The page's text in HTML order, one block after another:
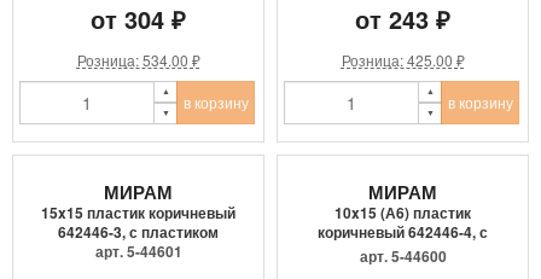
от 304 ₽
Розница: 534.00 ₽
в корзину
от 243 ₽
Розница: 425.00 ₽
в корзину
МИРАМ
15x15 пластик коричневый
642446-3, с пластиком
арт. 5-44601
МИРАМ
10x15 (А6) пластик
коричневый 642446-4, с
пласти...
арт. 5-44600